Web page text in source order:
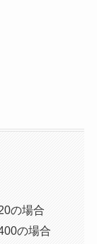
の場合
の場合